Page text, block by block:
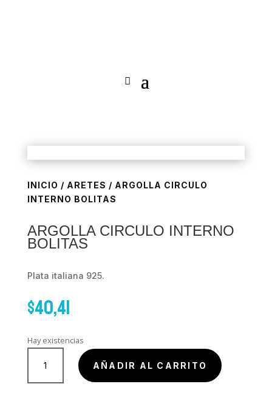
INICIO / ARETES / ARGOLLA CIRCULO
INTERNO BOLITAS
ARGOLLA CIRCULO INTERNO
BOLITAS
Plata italiana 925.
$40,41
Hay existencias
ARGOLLA
CIRCULO
INTERNO
AÑADIR AL CARRITO